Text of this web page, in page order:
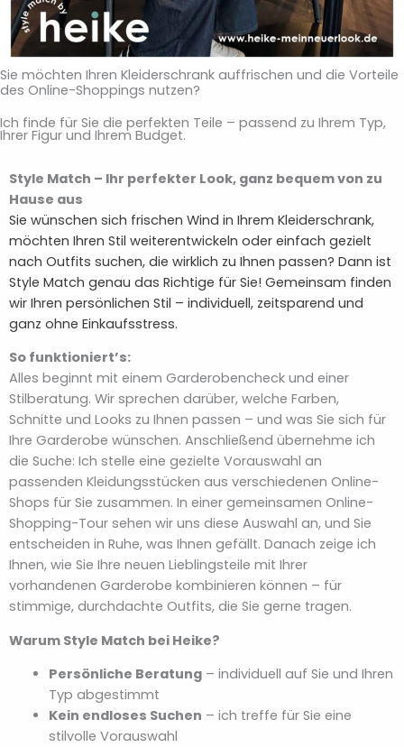
Sie möchten Ihren Kleiderschrank auffrischen und die Vorteile
des Online-Shoppings nutzen?
Ich finde für Sie die perfekten Teile – passend zu Ihrem Typ,
Ihrer Figur und Ihrem Budget.
Style Match – Ihr perfekter Look, ganz bequem von zu
Hause aus
Sie wünschen sich frischen Wind in Ihrem Kleiderschrank,
möchten Ihren Stil weiterentwickeln oder einfach gezielt
nach Outfits suchen, die wirklich zu Ihnen passen? Dann ist
Style Match genau das Richtige für Sie! Gemeinsam finden
wir Ihren persönlichen Stil – individuell, zeitsparend und
ganz ohne Einkaufsstress.
So funktioniert’s:
Alles beginnt mit einem Garderobencheck und einer
Stilberatung. Wir sprechen darüber, welche Farben,
Schnitte und Looks zu Ihnen passen – und was Sie sich für
Ihre Garderobe wünschen. Anschließend übernehme ich
die Suche: Ich stelle eine gezielte Vorauswahl an
passenden Kleidungsstücken aus verschiedenen Online-
Shops für Sie zusammen. In einer gemeinsamen Online-
Shopping-Tour sehen wir uns diese Auswahl an, und Sie
entscheiden in Ruhe, was Ihnen gefällt. Danach zeige ich
Ihnen, wie Sie Ihre neuen Lieblingsteile mit Ihrer
vorhandenen Garderobe kombinieren können – für
stimmige, durchdachte Outfits, die Sie gerne tragen.
Warum Style Match bei Heike?
Persönliche Beratung– individuell auf Sie und Ihren
Typ abgestimmt
Kein endloses Suchen – ich treffe für Sie eine
stilvolle Vorauswahl